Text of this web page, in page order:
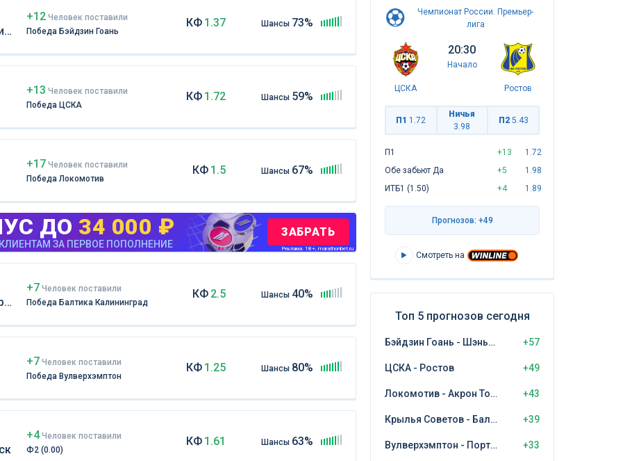
+12 Человек поставили
Победа Бэйдзин Гоань
КФ 1.37 Шансы 73%
+13 Человек поставили
Победа ЦСКА
КФ 1.72 Шансы 59%
+17 Человек поставили
Победа Локомотив
КФ 1.5 Шансы 67%
ДО 34 000 ₽
ЗА ПЕРВОЕ ПОПОЛНЕНИЕ
ЗАБРАТЬ
Реклама. 18+, marathonbet.ru
+7 Человек поставили
Победа Балтика Калининград
КФ 2.5 Шансы 40%
+7 Человек поставили
Победа Вулверхэмптон
КФ 1.25 Шансы 80%
+4 Человек поставили
Ф2 (0.00)
КФ 1.61 Шансы 63%
Чемпионат России. Премьер-
лига
ЦСКА
20:30
Начало
Ростов
П1 1.72
Ничья
3.98
П2 5.43
П1 +13
1.72
Обе забьют Да
+5
1.98
ИТБ1 (1.50)
+4 1.89
Прогнозов: +49
Смотреть на
Топ 5 прогнозов сегодня
Бэйдзин Гоань - Шэньчжэнь Пэн Сити +57
ЦСКА - Ростов +49
Локомотив - Акрон Тольятти +43
Крылья Советов - Балтика Калининград +39
Вулверхэмптон - Порт Вэйл +33